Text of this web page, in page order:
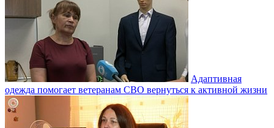
Адаптивная
одежда помогает ветеранам СВО вернуться к активной жизни